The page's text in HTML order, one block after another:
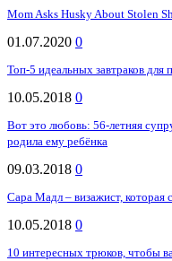
Mom Asks Husky About Stolen
01.07.2020 0
Топ-5 идеальных завтраков для
10.05.2018 0
Вот это любовь: 56-летняя
родила ему ребёнка
09.03.2018 0
Сара Мадл – визажист, которая
10.05.2018 0
10 интересных трюков, чтобы